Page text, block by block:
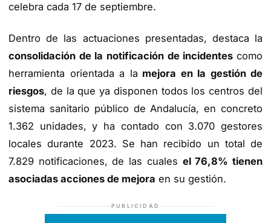
celebra cada 17 de septiembre.
Dentro de las actuaciones presentadas, destaca la
consolidación de la notificación de incidentes como
herramienta orientada a la mejora en la gestión de
riesgos, de la que ya disponen todos los centros del
sistema sanitario público de Andalucía, en concreto
1.362 unidades, y ha contado con 3.070 gestores
locales durante 2023. Se han recibido un total de
7.829 notificaciones, de las cuales el 76,8% tienen
asociadas acciones de mejora en su gestión.
PUBLICIDAD